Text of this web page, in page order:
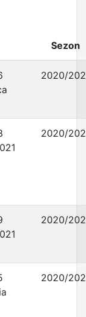
Sezon
2020/
2020/
2020/
2020/